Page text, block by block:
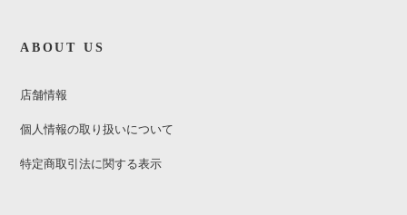
ABOUT US
店舗情報
個人情報の取り扱いについて
特定商取引法に関する表示